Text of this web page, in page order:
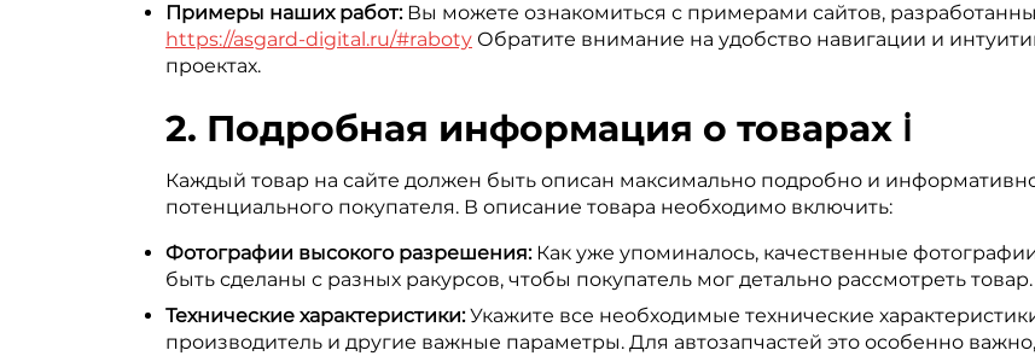
Примеры наших работ:Вы можете ознакомиться с примерами сайтов,
https://asgard-digital.ru/#raboty Обратите внимание на удобство навигации и
проектах.
2. Подробная информация о товарах ℹ️
Каждый товар на сайте должен быть описан максимально подробно и
потенциального покупателя. В описание товара необходимо включить:
Фотографии высокого разрешения:Как уже упоминалось, качественные
быть сделаны с разных ракурсов, чтобы покупатель мог детально рассмотреть товар.
Технические характеристики:Укажите все необходимые технические
производитель и другие важные параметры. Для автозапчастей это особенно